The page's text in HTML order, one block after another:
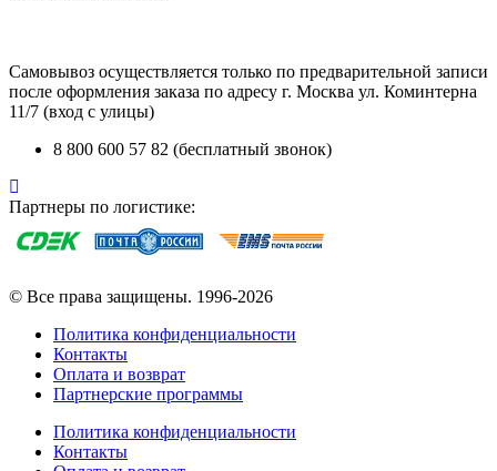
Самовывоз осуществляется только по предварительной записи
после оформления заказа по адресу г. Москва ул. Коминтерна
11/7 (вход с улицы)
8 800 600 57 82 (бесплатный звонок)
Партнеры по логистике:
© Все права защищены. 1996-2026
Политика конфиденциальности
Контакты
Оплата и возврат
Партнерcкие программы
Политика конфиденциальности
Контакты